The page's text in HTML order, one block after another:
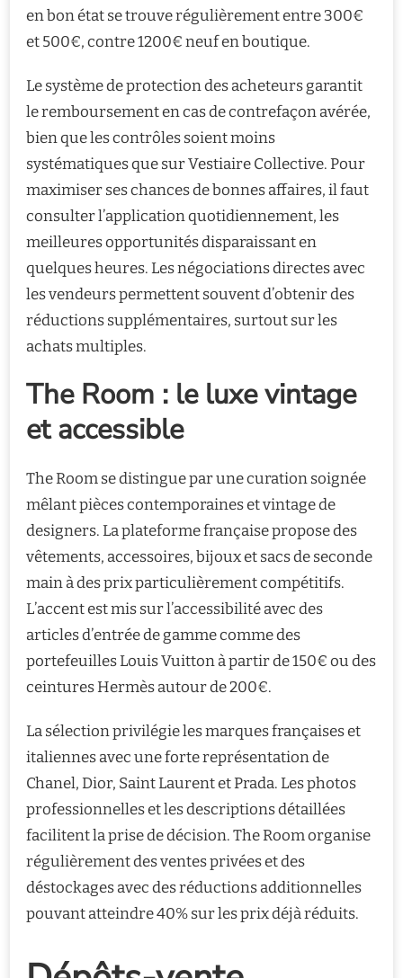
en bon état se trouve régulièrement entre 300€
et 500€, contre 1200€ neuf en boutique.
Le système de protection des acheteurs garantit
le remboursement en cas de contrefaçon avérée,
bien que les contrôles soient moins
systématiques que sur Vestiaire Collective. Pour
maximiser ses chances de bonnes affaires, il faut
consulter l’application quotidiennement, les
meilleures opportunités disparaissant en
quelques heures. Les négociations directes avec
les vendeurs permettent souvent d’obtenir des
réductions supplémentaires, surtout sur les
achats multiples.
The Room : le luxe vintage
et accessible
The Room se distingue par une curation soignée
mêlant pièces contemporaines et vintage de
designers. La plateforme française propose des
vêtements, accessoires, bijoux et sacs de seconde
main à des prix particulièrement compétitifs.
L’accent est mis sur l’accessibilité avec des
articles d’entrée de gamme comme des
portefeuilles Louis Vuitton à partir de 150€ ou des
ceintures Hermès autour de 200€.
La sélection privilégie les marques françaises et
italiennes avec une forte représentation de
Chanel, Dior, Saint Laurent et Prada. Les photos
professionnelles et les descriptions détaillées
facilitent la prise de décision. The Room organise
régulièrement des ventes privées et des
déstockages avec des réductions additionnelles
pouvant atteindre 40% sur les prix déjà réduits.